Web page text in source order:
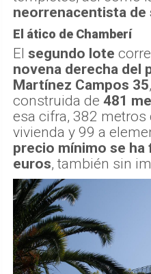
neorrenacentista de
El ático de Chamberí
El segundo lote
novena derecha del
Martínez Campos 35
construida de 481
esa cifra, 382 metros
vivienda y 99 a
precio mínimo se ha
euros, también sin